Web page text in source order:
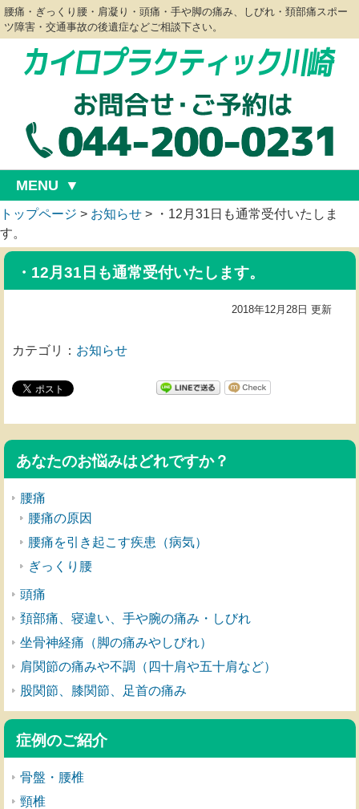
腰痛・ぎっくり腰・肩凝り・頭痛・手や脚の痛み、しびれ・頚部痛スポー
ツ障害・交通事故の後遺症などご相談下さい。
MENU
トップページ > お知らせ >
・12月31日も通常受付いたしま
す。
・12月31日も通常受付いたします。
2018年12月28日 更新
カテゴリ： お知らせ
あなたのお悩みはどれですか？
腰痛
腰痛の原因
腰痛を引き起こす疾患（病気）
ぎっくり腰
頭痛
頚部痛、寝違い、手や腕の痛み・しびれ
坐骨神経痛（脚の痛みやしびれ）
肩関節の痛みや不調（四十肩や五十肩など）
股関節、膝関節、足首の痛み
症例のご紹介
骨盤・腰椎
頸椎